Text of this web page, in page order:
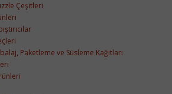
Çeşitleri
Paketleme ve Süsleme Kağıtları